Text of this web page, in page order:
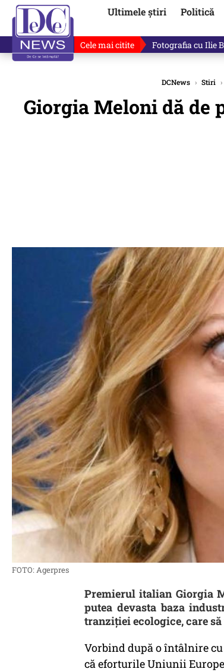
Ultimele știri Politică
Cele mai citite Ilie Bolojan, gafă
DCNews › Stiri ›
Giorgia Meloni dă de
FOTO: Agerpres
Premierul italian Giorgia
putea devasta baza
tranziției ecologice, care
Vorbind după o întâlnire
că eforturile Uniunii